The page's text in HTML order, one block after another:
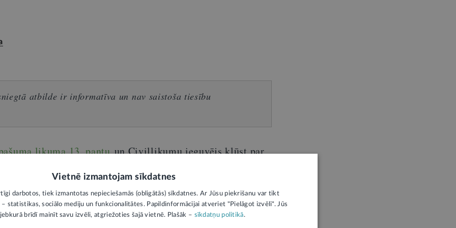
atbilde ir informatīva un nav saistoša tiesību
likuma 13. pantuun Civillikumu ieguvējs kļūst par
ir likumisks pienākums segt mājas uzturēšanas
sava dzīvokļa platībai. Tas nozīmē, ka arī situācijā,
kā jaunie dzīvokļu īpašnieki neesat parakstījuši
ir tiesības
Vietnē izmantojam sīkdatnes
darbotos, tiek izmantotas nepieciešamās (obligātās) sīkdatnes. Ar Jūsu piekrišanu var tikt
statistikas, sociālo mediju un funkcionalitātes. Papildinformācijai atveriet "Pielāgot izvēli". Jūs
brīdī mainīt savu izvēli, atgriežoties šajā vietnē. Plašāk – sīkdatņu politikā.